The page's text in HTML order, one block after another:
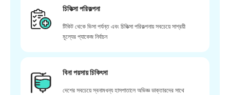
চিকিত্সা পরিকল্পনা
টিকিট থেকে ভিসা পর্যন্ত এবং চিকিত্সা পরিকল্পনায় সবচেয়ে সাশ্রয়ী
মূল্যের প্যাকেজ নির্বাচন
বিনা পয়সায় চিকিৎসা
দেশের সবচেয়ে স্বনামধন্য হাসপাতালে অভিজ্ঞ ডাক্তারদের সাথে